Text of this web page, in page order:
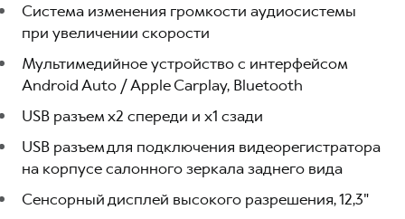
Система изменения громкости аудиосистемы
при увеличении скорости
Мультимедийное устройство с интерфейсом
Android Auto / Apple Carplay, Bluetooth
USB разъем x2 спереди и x1 сзади
USB разъем для подключения видеорегистратора
на корпусе салонного зеркала заднего вида
Сенсорный дисплей высокого разрешения, 12,3"